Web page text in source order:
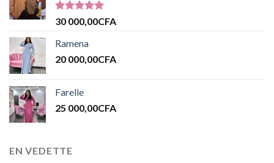
Note5.00
30 000,00CFA
Ramena
20 000,00CFA
Farelle
25 000,00CFA
EN VEDETTE